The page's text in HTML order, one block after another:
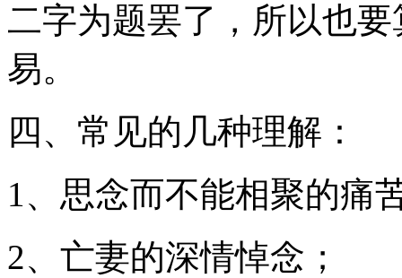
二字为题罢了，所以也
易。
四、常见的几种理解：
1、思念而不能相聚的痛
2、亡妻的深情悼念；